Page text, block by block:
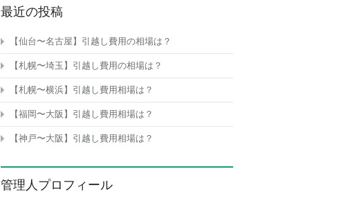
最近の投稿
【仙台〜名古屋】引越し費用の相場は？
【札幌〜埼玉】引越し費用の相場は？
【札幌〜横浜】引越し費用相場は？
【福岡〜大阪】引越し費用相場は？
【神戸〜大阪】引越し費用相場は？
管理人プロフィール